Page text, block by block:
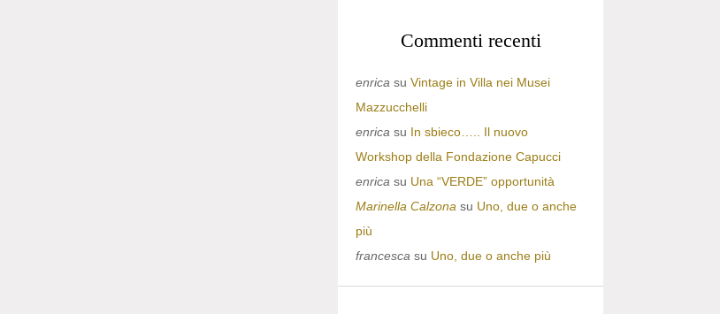
Commenti recenti
enrica su Vintage in Villa nei Musei
Mazzucchelli
enrica su In sbieco….. Il nuovo
Workshop della Fondazione Capucci
enrica su Una “VERDE” opportunità
Marinella Calzona su Uno, due o anche
più
francesca su Uno, due o anche più